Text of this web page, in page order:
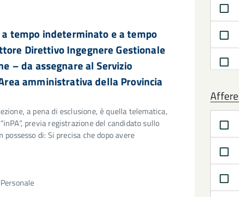
tempo indeterminato e a tempo
Direttivo Ingegnere Gestionale
– da assegnare al Servizio
amministrativa della Provincia
a pena di esclusione, è quella telematica,
previa registrazione del candidato sullo
di: Si precisa che dopo avere